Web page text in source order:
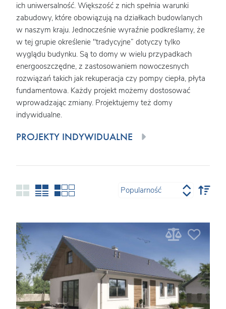
ich uniwersalność. Większość z nich spełnia warunki
zabudowy, które obowiązują na działkach budowlanych
w naszym kraju. Jednocześnie wyraźnie podkreślamy, że
w tej grupie określenie "tradycyjne” dotyczy tylko
wyglądu budynku. Są to domy w wielu przypadkach
energooszczędne, z zastosowaniem nowoczesnych
rozwiązań takich jak rekuperacja czy pompy ciepła, płyta
fundamentowa. Każdy projekt możemy dostosować
wprowadzając zmiany. Projektujemy też domy
indywidualne.
PROJEKTY INDYWIDUALNE